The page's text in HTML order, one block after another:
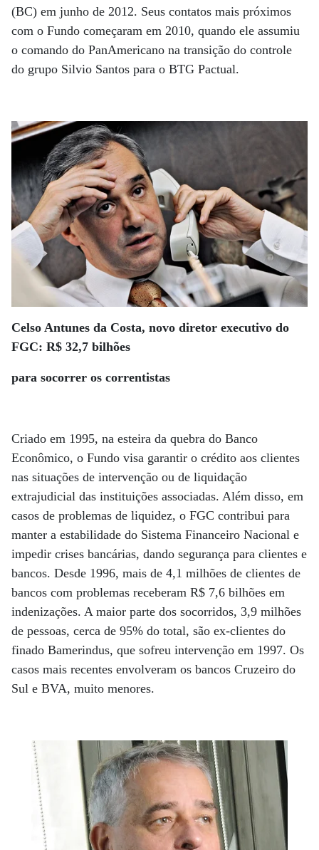
(BC) em junho de 2012. Seus contatos mais próximos
com o Fundo começaram em 2010, quando ele assumiu
o comando do PanAmericano na transição do controle
do grupo Silvio Santos para o BTG Pactual.
Celso Antunes da Costa, novo diretor executivo do
FGC: R$ 32,7 bilhões
para socorrer os correntistas
Criado em 1995, na esteira da quebra do Banco
Econômico, o Fundo visa garantir o crédito aos clientes
nas situações de intervenção ou de liquidação
extrajudicial das instituições associadas. Além disso, em
casos de problemas de liquidez, o FGC contribui para
manter a estabilidade do Sistema Financeiro Nacional e
impedir crises bancárias, dando segurança para clientes e
bancos. Desde 1996, mais de 4,1 milhões de clientes de
bancos com problemas receberam R$ 7,6 bilhões em
indenizações. A maior parte dos socorridos, 3,9 milhões
de pessoas, cerca de 95% do total, são ex-clientes do
finado Bamerindus, que sofreu intervenção em 1997. Os
casos mais recentes envolveram os bancos Cruzeiro do
Sul e BVA, muito menores.